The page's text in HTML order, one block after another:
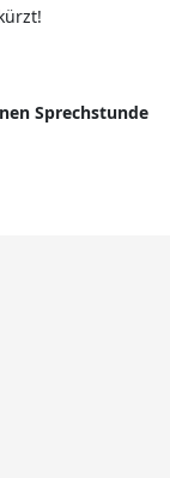
Sprechstunde